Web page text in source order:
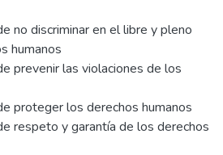
no discriminar en el libre y pleno
humanos
prevenir las violaciones de los
proteger los derechos humanos
respeto y garantía de los derechos